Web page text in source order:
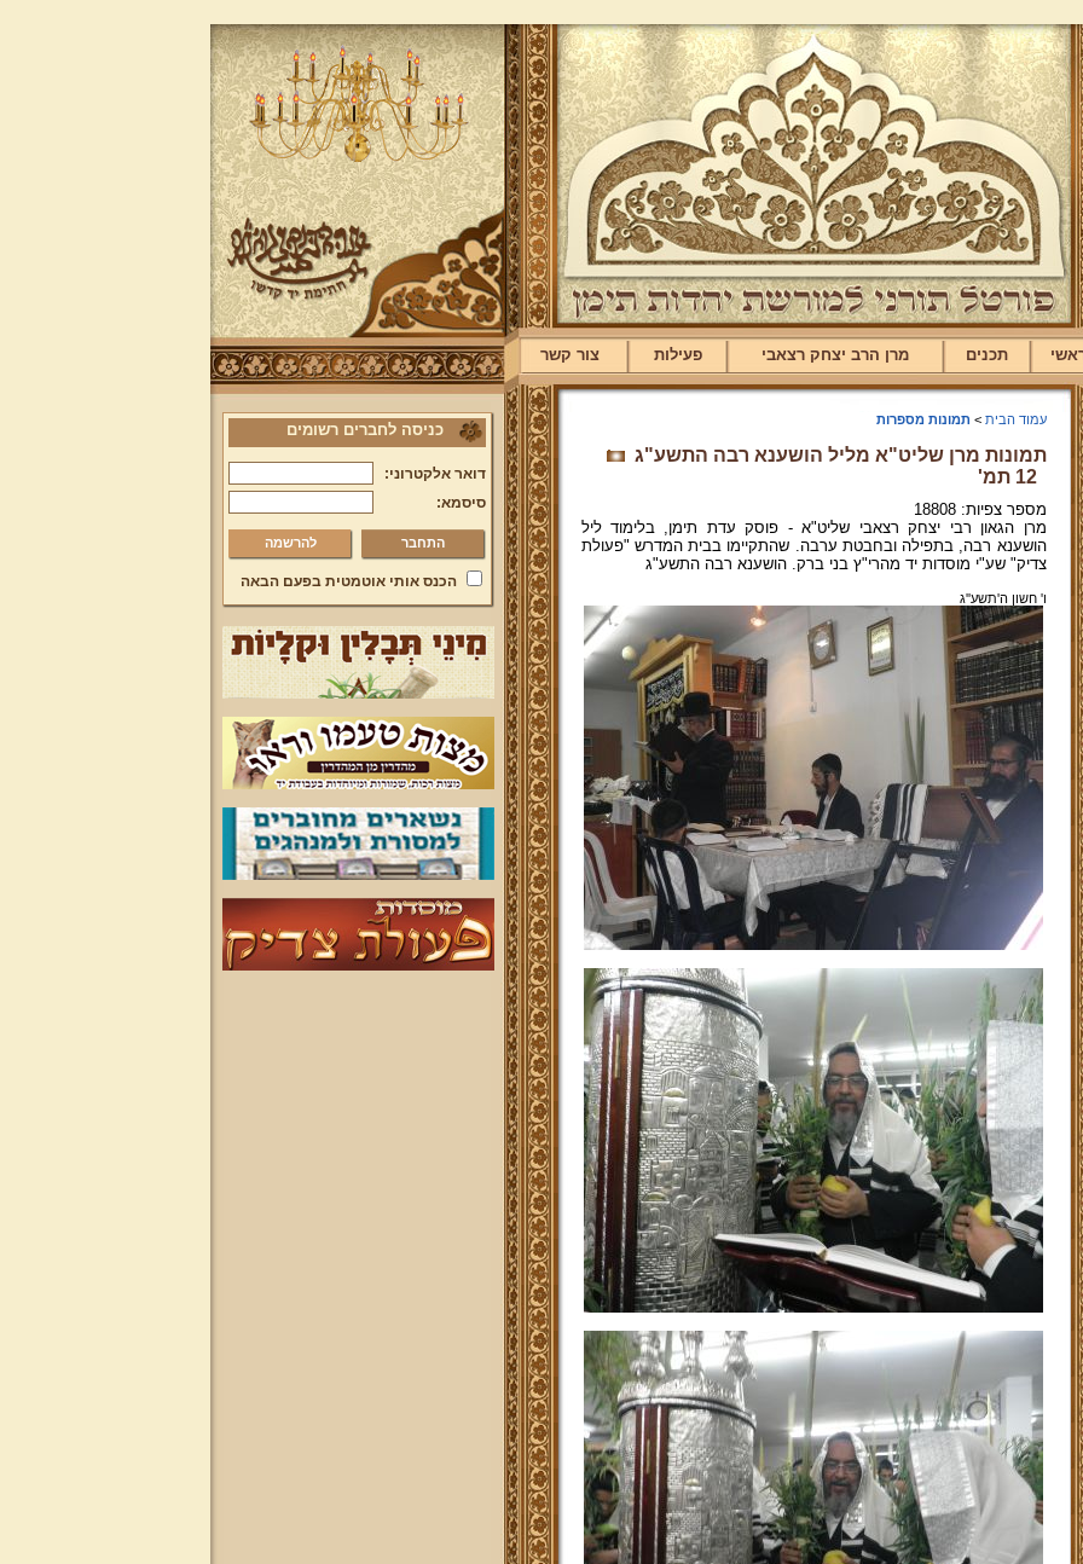
תכנים מרן הרב יצחק רצאבי פעילות צור קשר
עמוד הבית > תמונות מספרות
תמונות מרן שליט"א מליל הושענא רבה התשע"ג
12 תמ'
מספר צפיות: 18808
מרן הגאון רבי יצחק רצאבי שליט"א - פוסק עדת תימן, בלימוד ליל
הושענא רבה, בתפילה ובחבטת ערבה. שהתקיימו בבית המדרש "פעולת
צדיק" שע"י מוסדות יד מהרי"ץ בני ברק. הושענא רבה התשע"ג
ו' חשון ה'תשע''ג
כניסה לחברים רשומים
דואר אלקטרוני:
סיסמא:
להרשמה
הכנס אותי אוטמטית בפעם הבאה